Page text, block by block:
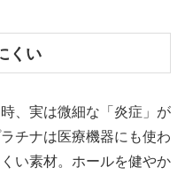
くい
、実は微細な「炎症」が
チナは医療機器にも使わ
い素材。ホールを健やか